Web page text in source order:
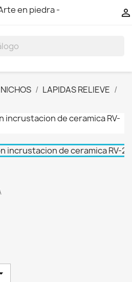

LAPIDAS RELIEVE